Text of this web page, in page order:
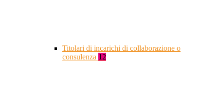
Titolari di incarichi di collaborazione o
consulenza 12